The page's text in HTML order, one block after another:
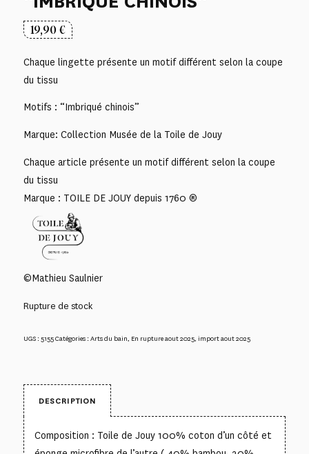
19,90€
Chaque lingette présente un motif différent selon la coupe
du tissu
Motifs : “Imbriqué chinois”
Marque: Collection Musée de la Toile de Jouy
Chaque article présente un motif différent selon la coupe
du tissu
Marque : TOILE DE JOUY depuis 1760 ®
©Mathieu Saulnier
Rupture de stock
UGS : 5155Catégories :Arts du bain, En rupture aout 2025, import aout 2025
DESCRIPTION
Composition : Toile de Jouy 100% coton d’un côté et